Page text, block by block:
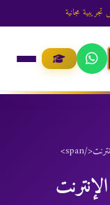
مجانية